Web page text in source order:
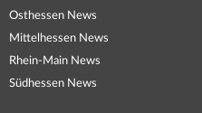
Osthessen News
Mittelhessen News
Rhein-Main News
Südhessen News